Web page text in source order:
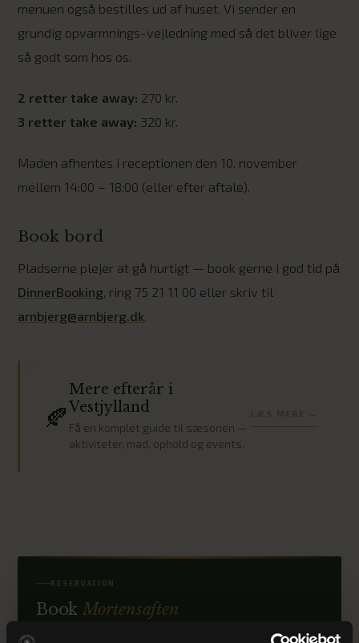
menuen også bestilles ud af huset. Vi sender en
grundig opvarmnings-vejledning med så det bliver lige
så godt som hos os.
2 retter take away: 270 kr.
3 retter take away: 320 kr.
Maden afhentes i receptionen den 10. november
mellem 14:00 – 18:00 (eller efter aftale).
Book bord
Pladserne plejer at gå hurtigt — book gerne i god tid på
DinnerBooking, ring 75 21 11 00 eller skriv til
arnbjerg@arnbjerg.dk.
🍂
Mere efterår i
Vestjylland
Få en komplet guide til sæsonen —
aktiviteter, mad, ophold og events.
LÆS MERE →
RESERVATION
Book Mortensaften